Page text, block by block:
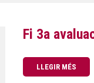
Fi 3a
LLEGIR MÉS